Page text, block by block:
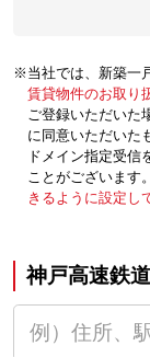
※当社では、新築一
賃貸物件のお取り
ご登録いただいた
に同意いただいた
ドメイン指定受信
ことがございます。
きるように設定し
神戸高速鉄